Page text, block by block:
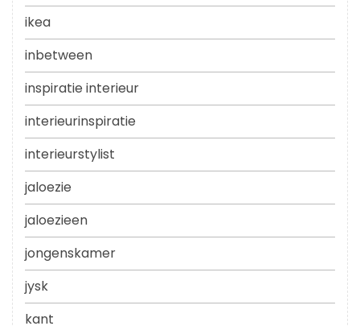
ikea
inbetween
inspiratie interieur
interieurinspiratie
interieurstylist
jaloezie
jaloezieen
jongenskamer
jysk
kant